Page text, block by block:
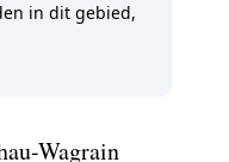
in dit gebied,
Wagrain